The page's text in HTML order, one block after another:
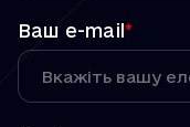
Ваш e-mail*